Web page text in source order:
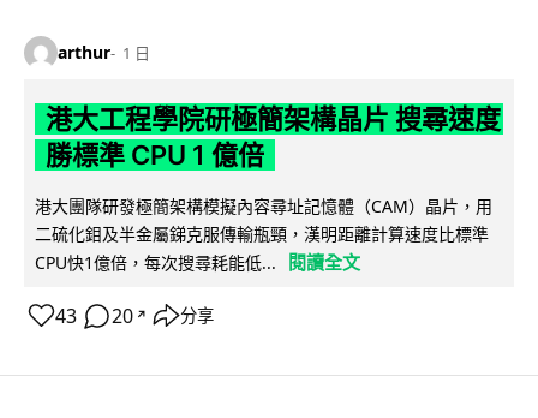
arthur 1 日
港大工程學院研極簡架構晶片 搜尋速度
勝標準 CPU 1 億倍
港大團隊研發極簡架構模擬內容尋址記憶體（CAM）晶片，用
二硫化鉬及半金屬銻克服傳輸瓶頸，漢明距離計算速度比標準
CPU快1億倍，每次搜尋耗能低...
閱讀全文
43 20 ↗ 分享